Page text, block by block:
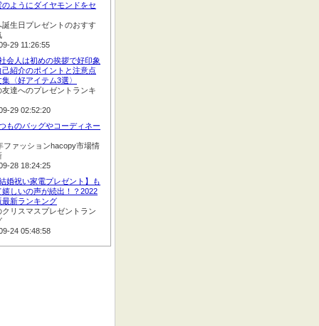
のようにダイヤモンドをセ
誕生日プレゼントのおすす
29 11:26:55
会人は初めの挨拶で好印象
己紹介のポイントと注意点
集〈好アイテム3選〉
友達へのプレゼントランキ
29 02:52:20
ものバッグやコーディネー
ファッションhacopy市場情
28 18:24:25
婚祝い家電プレゼント】も
嬉しいの声が続出！？2022
最新ランキング
クリスマスプレゼントラン
24 05:48:58